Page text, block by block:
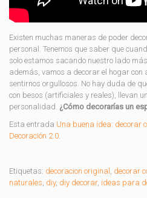
Existen muchas maneras de poder
personal. Tenemos que saber que
solo estamos sacando nuestro lado
además, vamos a decorar el hogar con
sentirnos orgullosos. No hay duda de
con besos (artificiales y reales), llevan
personalidad. ¿Cómo decorarías un
Esta entrada Una buena idea: decorar
Decoración 2.0.
Etiquetas: decoracion original , decorar
naturales, diy, diy decorar, ideas para